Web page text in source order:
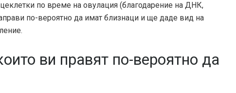
по време на овулация (благодарение на ДНК,
по-вероятно да имат близнаци и ще даде вид на
ви правят по-вероятно да